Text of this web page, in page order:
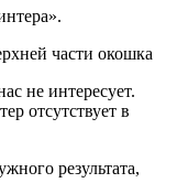
части окошка
не интересует.
отсутствует в
результата,